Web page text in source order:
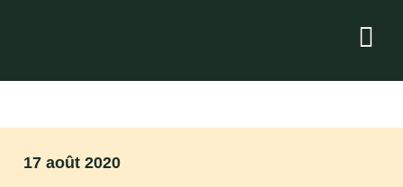
17 août 2020